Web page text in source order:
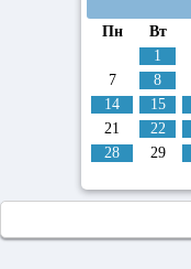
Пн
Вт
1
7
8
14
15
21
22
28
29